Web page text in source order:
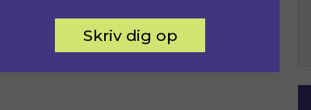
Skriv dig op